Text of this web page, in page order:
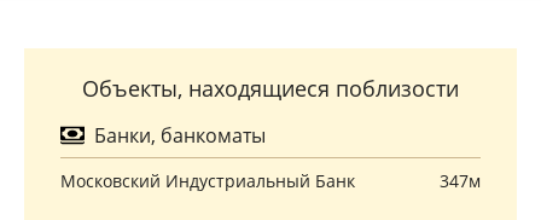
Объекты, находящиеся поблизости
Банки, банкоматы
Московский Индустриальный Банк 347м